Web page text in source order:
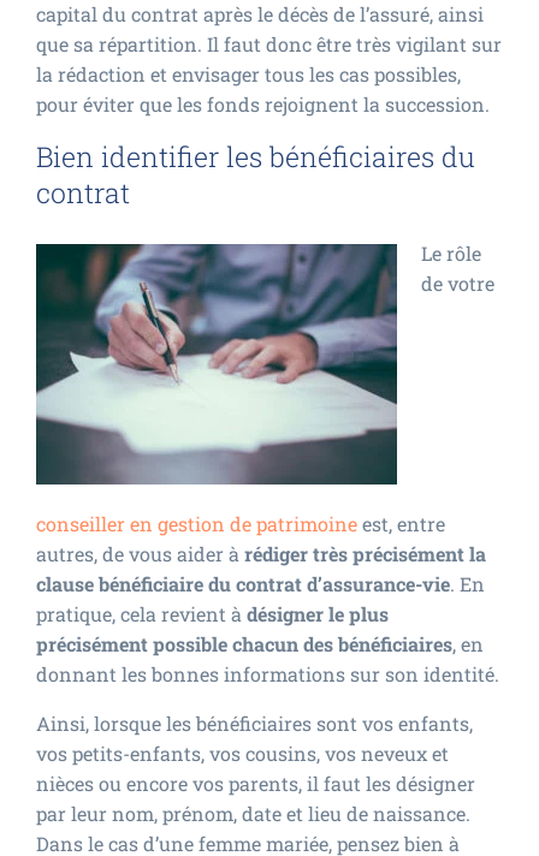
capital du contrat après le décès de l’assuré, ainsi
que sa répartition. Il faut donc être très vigilant sur
la rédaction et envisager tous les cas possibles,
pour éviter que les fonds rejoignent la succession.
Bien identifier les bénéficiaires du
contrat
Le rôle
de votre
conseiller en gestion de patrimoineest, entre
autres, de vous aider à rédiger très précisément la
clause bénéficiaire du contrat d’assurance-vie. En
pratique, cela revient à désigner le plus
précisément possible chacun des bénéficiaires, en
donnant les bonnes informations sur son identité.
Ainsi, lorsque les bénéficiaires sont vos enfants,
vos petits-enfants, vos cousins, vos neveux et
nièces ou encore vos parents, il faut les désigner
par leur nom, prénom, date et lieu de naissance.
Dans le cas d’une femme mariée, pensez bien à